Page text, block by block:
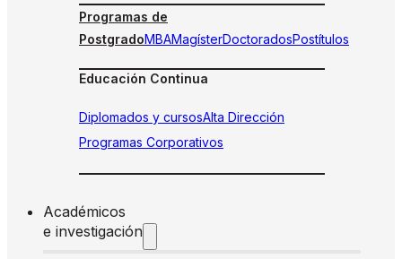
Programas de
PostgradoMBAMagísterDoctoradosPostítulos
Educación Continua
Diplomados y cursosAlta Dirección
Programas Corporativos
Académicos
e investigación